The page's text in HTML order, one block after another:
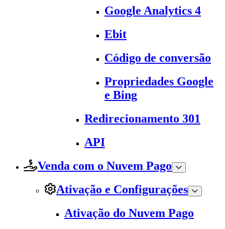
Google Analytics 4
Ebit
Código de conversão
Propriedades Google
e Bing
Redirecionamento 301
API
Venda com o Nuvem Pago
Ativação e Configurações
Ativação do Nuvem Pago